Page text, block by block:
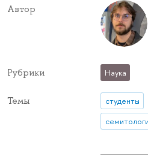
Автор
Рубрики Наука
Темы студенты